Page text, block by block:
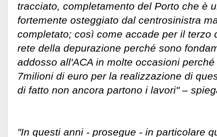
tracciato, completamento del Porto che è
fortemente osteggiato dal centrosinistra
completato; così come accade per il terzo
rete della depurazione perché sono
addosso all'ACA in molte occasioni
7milioni di euro per la realizzazione di
di fatto non ancora partono i lavori" –
"In questi anni - prosegue - in particolare